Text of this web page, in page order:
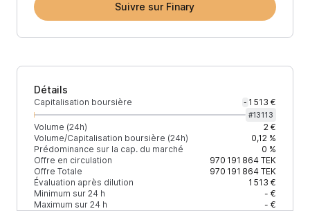
Suivre sur Finary
Détails
Capitalisation boursière - 1 513 €
#13113
Volume (24h)
2 €
Volume/Capitalisation boursière (24h)
0,12 %
Prédominance sur la cap. du marché
0 %
Offre en circulation
970 191 864TEK
Offre Totale
970 191 864TEK
Évaluation après dilution
1 513 €
Minimum sur 24 h
- €
Maximum sur 24 h
- €